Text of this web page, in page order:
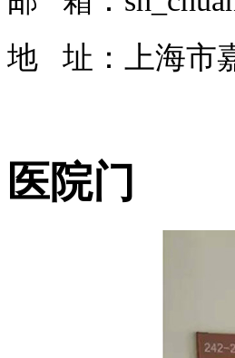
地 址：上海市
医院门